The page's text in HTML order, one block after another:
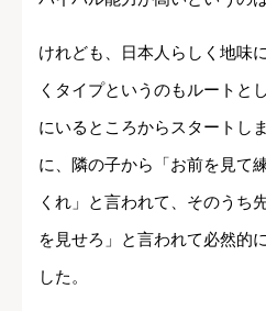
けれども、日本人らしく地味
くタイプというのもルートと
にいるところからスタートし
に、隣の子から「お前を見て
くれ」と言われて、そのうち
を見せろ」と言われて必然的
した。